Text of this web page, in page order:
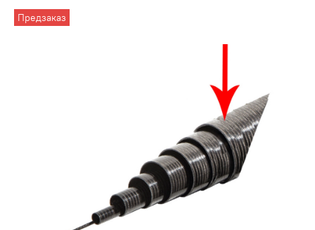
Предзаказ